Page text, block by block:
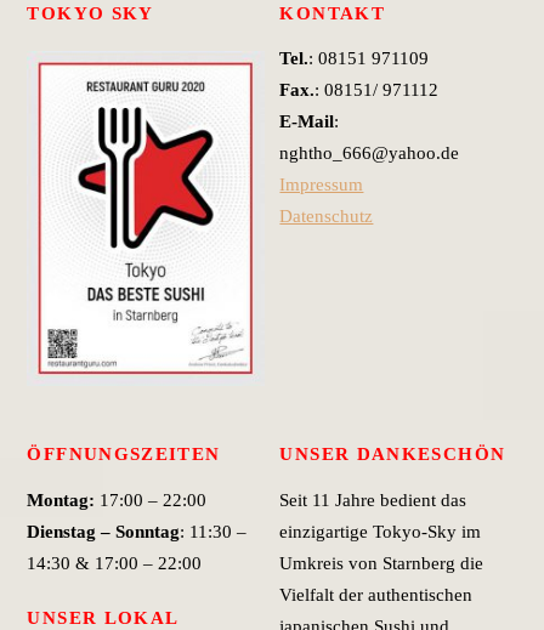
TOKYO SKY KONTAKT
Tel.: 08151 971109
Fax.: 08151/ 971112
E-Mail:
nghtho_666@yahoo.de
Impressum
Datenschutz
ÖFFNUNGSZEITEN
Montag: 17:00 – 22:00
Dienstag – Sonntag: 11:30 –
14:30 & 17:00 – 22:00
UNSER LOKAL
UNSER DANKESCHÖN
Seit 11 Jahre bedient das
einzigartige Tokyo-Sky im
Umkreis von Starnberg die
Vielfalt der authentischen
japanischen Sushi und